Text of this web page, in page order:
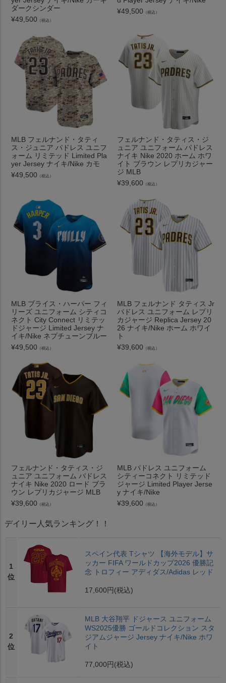
ダークシンダー
¥49,500 （税込）
¥49,500 （税込）
MLB フェルナンド・タティ
ス・ジュニア パドレス ユニフ
ォーム リミテッド Limited Pla
yer Jersey ナイキ/Nike カモ
¥49,500 （税込）
フェルナンド・タティス・ジ
ュニア ユニフォーム パドレス
ナイキ Nike 2020 ホーム ホワ
イト ブラウン レプリカジャー
ジ MLB
¥39,600 （税込）
MLB ブライス・ハーパー フィ
リーズ ユニフォーム シティコ
ネクト City Connect リミテッ
ドジャージ Limited Jersey ナ
イキ/Nike ネプチューンブルー
¥49,500 （税込）
MLB フェルナンド タティス Jr
パドレス ユニフォーム レプリ
カジャージ Replica Jersey 20
26 ナイキ/Nike ホーム ホワイ
ト
¥39,600 （税込）
フェルナンド・タティス・ジ
ュニア ユニフォーム パドレス
ナイキ Nike 2020 ロード ブラ
ウン レプリカジャージ MLB
¥39,600 （税込）
MLB パドレス ユニフォーム
シティーコネクト リミテッド
ジャージ Limited Player Jerse
y ナイキ/Nike
¥39,600 （税込）
デイリー人気ランキング！！
1
位
スペイン代表 Tシャツ 【海外モデル】サ
ッカー FIFA ワールドカップ2026 優勝記
念 トロフィー アディダス/Adidas レッド
17,600円 (税込)
2
位
MLB 大谷翔平 ドジャース ユニフォーム
WS2025優勝 ゴールドコレクション スタ
ジアムジャージ Jersey ナイキ/Nike ホワ
イト
77,000円 (税込)